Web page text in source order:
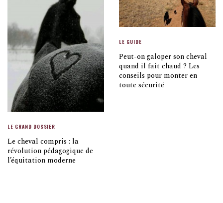
LE GRAND DOSSIER
Le cheval compris : la
révolution pédagogique de
l’équitation moderne
LE GUIDE
Peut-on galoper son cheval
quand il fait chaud ? Les
conseils pour monter en
toute sécurité